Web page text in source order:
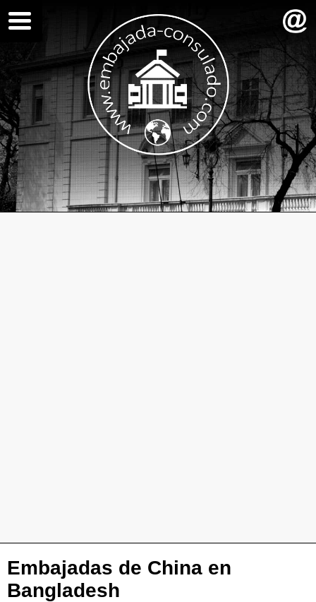
Embajadas de China en
Bangladesh